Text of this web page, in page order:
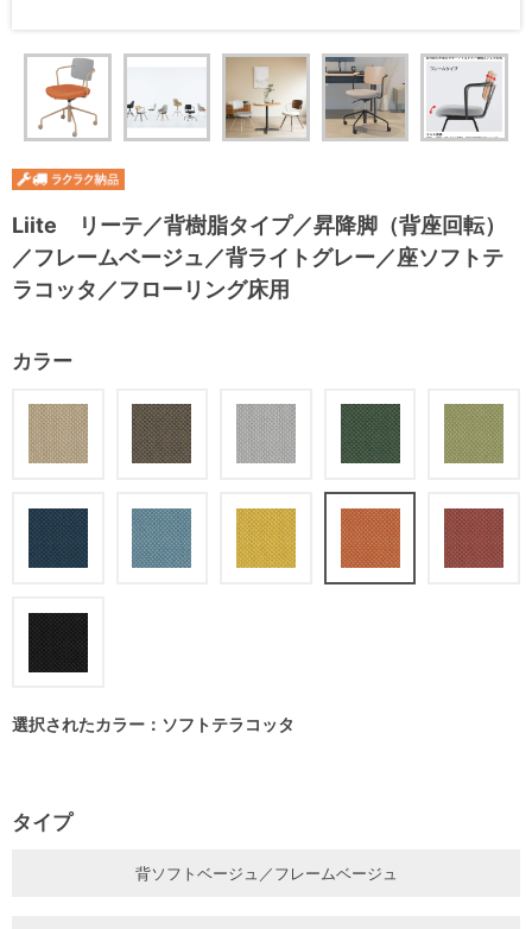
Liite リーテ／背樹脂タイプ／昇降脚（背座回転）
／フレームベージュ／背ライトグレー／座ソフトテ
ラコッタ／フローリング床用
カラー
選択されたカラー：ソフトテラコッタ
タイプ
背ソフトベージュ／フレームベージュ